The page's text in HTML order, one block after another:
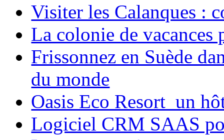
Visiter les Calanques :
La colonie de vacances
Frissonnez en Suède
du monde
Oasis Eco Resort un
Logiciel CRM SAAS